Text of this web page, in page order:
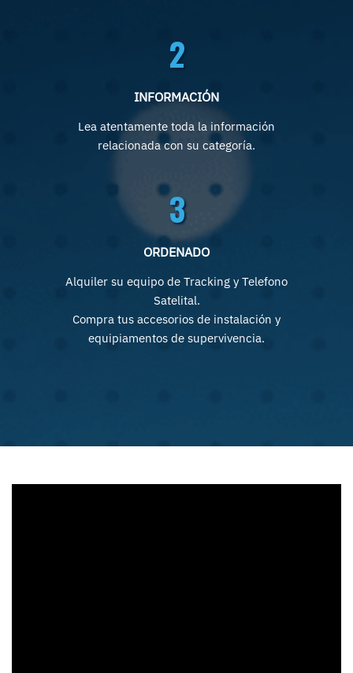
2
INFORMACIÓN
Lea atentamente toda la información
relacionada con su categoría.
3
ORDENADO
Alquiler su equipo de Tracking y Telefono
Satelital.
Compra tus accesorios de instalación y
equipiamentos de supervivencia.